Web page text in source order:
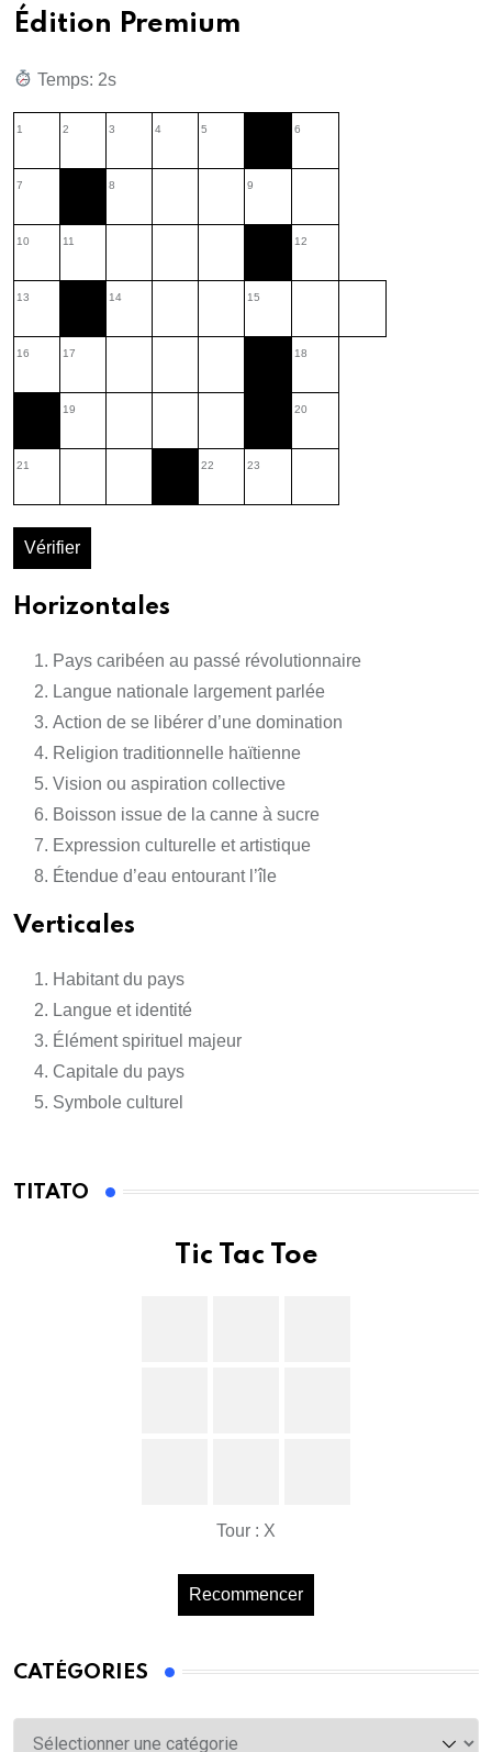
Édition Premium
Temps: 3s
1 2 3 4 5 6
7 8 9
10 11 12
13 14 15
16 17 18
19 20
21 22 23
Vérifier
Horizontales
Pays caribéen au passé révolutionnaire
Langue nationale largement parlée
Action de se libérer d’une domination
Religion traditionnelle haïtienne
Vision ou aspiration collective
Boisson issue de la canne à sucre
Expression culturelle et artistique
Étendue d’eau entourant l’île
Verticales
Habitant du pays
Langue et identité
Élément spirituel majeur
Capitale du pays
Symbole culturel
TITATO
Tic Tac Toe
Tour : X
Recommencer
CATÉGORIES